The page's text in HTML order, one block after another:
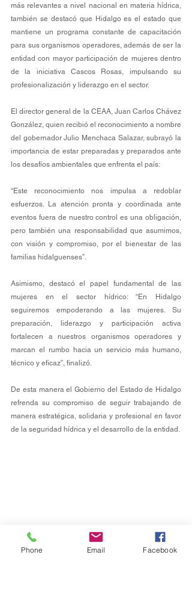
más relevantes a nivel nacional en materia hídrica,
también se destacó que Hidalgo es el estado que
mantiene un programa constante de capacitación
para sus organismos operadores, además de ser la
entidad con mayor participación de mujeres dentro
de la iniciativa Cascos Rosas, impulsando su
profesionalización y liderazgo en el sector.
El director general de la CEAA, Juan Carlos Chávez
González, quien recibió el reconocimiento a nombre
del gobernador Julio Menchaca Salazar, subrayó la
importancia de estar preparadas y preparados ante
los desafíos ambientales que enfrenta el país:
“Este reconocimiento nos impulsa a redoblar
esfuerzos. La atención pronta y coordinada ante
eventos fuera de nuestro control es una obligación,
pero también una responsabilidad que asumimos,
con visión y compromiso, por el bienestar de las
familias hidalguenses”.
Asimismo, destacó el papel fundamental de las
mujeres en el sector hídrico: “En Hidalgo
seguiremos empoderando a las mujeres. Su
preparación, liderazgo y participación activa
fortalecen a nuestros organismos operadores y
marcan el rumbo hacia un servicio más humano,
técnico y eficaz”, finalizó.
De esta manera el Gobierno del Estado de Hidalgo
refrenda su compromiso de seguir trabajando de
manera estratégica, solidaria y profesional en favor
de la seguridad hídrica y el desarrollo de la entidad.
EstatalPhone Email Facebook